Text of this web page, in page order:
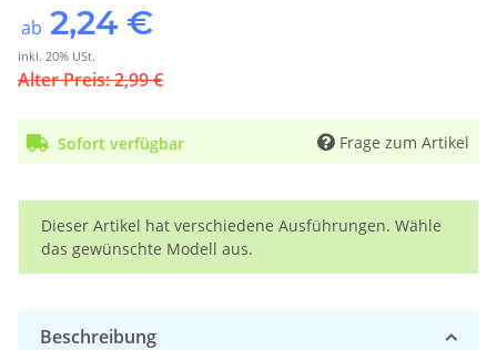
ab 2,24 €
inkl. 20% USt.
Alter Preis: 2,99 €
Sofort verfügbar Frage zum Artikel
x
Dieser Artikel hat verschiedene Ausführungen. Wähle
das gewünschte Modell aus.
Beschreibung